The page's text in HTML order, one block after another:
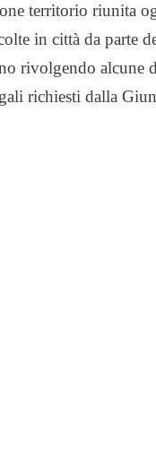
territorio riunita
in città da parte
rivolgendo alcune
richiesti dalla